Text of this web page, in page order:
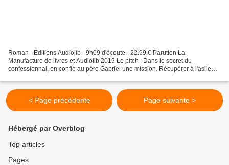
Roman - Editions Audiolib - 9h09 d'écoute - 22.99 € Parution La
Manufacture de livres et Audiolib 2019 Le pitch : Dans le secret du
confessionnal, on confie au père Gabriel une mission. Récupérer à l'asile
< Page précédente Page suivante >
Hébergé par Overblog
Top articles
Pages